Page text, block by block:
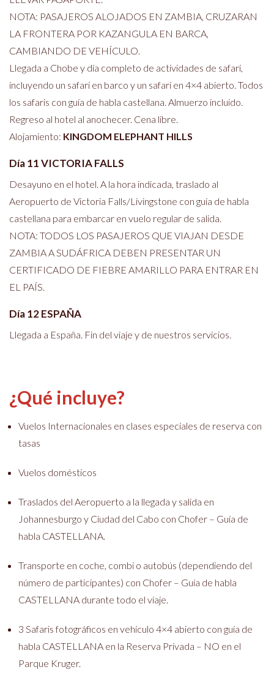
NOTA: PASAJEROS ALOJADOS EN ZAMBIA, CRUZARAN
LA FRONTERA POR KAZANGULA EN BARCA,
CAMBIANDO DE VEHÍCULO.
Llegada a Chobe y día completo de actividades de safari,
incluyendo un safari en barco y un safari en 4×4 abierto. Todos
los safaris con guía de habla castellana. Almuerzo incluido.
Regreso al hotel al anochecer. Cena libre.
Alojamiento: KINGDOM ELEPHANT HILLS
Día 11 VICTORIA FALLS
Desayuno en el hotel. A la hora indicada, traslado al
Aeropuerto de Victoria Falls/Livingstone con guía de habla
castellana para embarcar en vuelo regular de salida.
NOTA: TODOS LOS PASAJEROS QUE VIAJAN DESDE
ZAMBIA A SUDÁFRICA DEBEN PRESENTAR UN
CERTIFICADO DE FIEBRE AMARILLO PARA ENTRAR EN
EL PAÍS.
Día 12 ESPAÑA
Llegada a España. Fin del viaje y de nuestros servicios.
¿Qué incluye?
Vuelos Internacionales en clases especiales de reserva con
tasas
Vuelos domésticos
Traslados del Aeropuerto a la llegada y salida en
Johannesburgo y Ciudad del Cabo con Chofer – Guía de
habla CASTELLANA.
Transporte en coche, combi o autobús (dependiendo del
número de participantes) con Chofer – Guía de habla
CASTELLANA durante todo el viaje.
3 Safaris fotográficos en vehículo 4×4 abierto con guía de
habla CASTELLANA en la Reserva Privada – NO en el
Parque Kruger.